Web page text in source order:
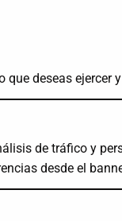
que deseas
de tráfico y
desde el